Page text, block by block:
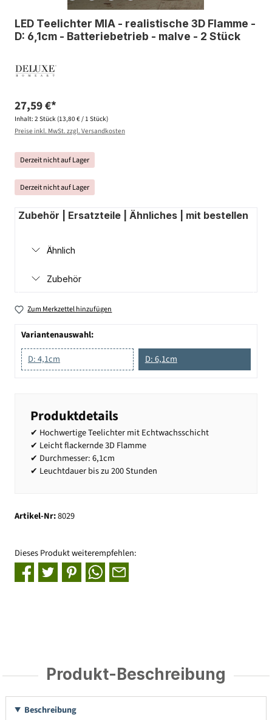
LED Teelichter MIA - realistische 3D Flamme -
D: 6,1cm - Batteriebetrieb - malve - 2 Stück
27,59 €*
Inhalt: 2 Stück (13,80 € / 1 Stück)
Preise inkl. MwSt. zzgl. Versandkosten
Derzeit nicht auf Lager
Derzeit nicht auf Lager
Zubehör | Ersatzteile | Ähnliches | mit bestellen
Ähnlich
Zubehör
Zum Merkzettel hinzufügen
Variantenauswahl:
D: 4,1cm
D: 6,1cm
Produktdetails
✔ Hochwertige Teelichter mit Echtwachsschicht
✔ Leicht flackernde 3D Flamme
✔ Durchmesser: 6,1cm
✔ Leuchtdauer bis zu 200 Stunden
Artikel-Nr:8029
Dieses Produkt weiterempfehlen:
Produkt-Beschreibung
Beschreibung